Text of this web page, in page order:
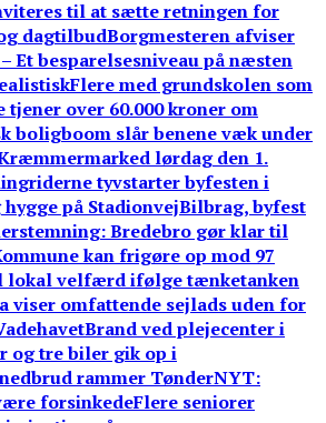
til at sætte retningen for
dagtilbudBorgmesteren afviser
Et besparelsesniveau på næsten
Flere med grundskolen som
tjener over 60.000 kroner om
boligboom slår benene væk under
lørdag den 1.
tyvstarter byfesten i
på StadionvejBilbrag, byfest
Bredebro gør klar til
kan frigøre op mod 97
lokal velfærd ifølge tænketanken
viser omfattende sejlads uden for
Brand ved plejecenter i
og tre biler gik op i
rammer TønderNYT:
forsinkedeFlere seniorer